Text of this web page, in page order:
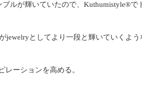
ルが輝いていたので、Kuthumistyle®️で
jewelryとしてより一段と輝いていくよ
レーションを高める。